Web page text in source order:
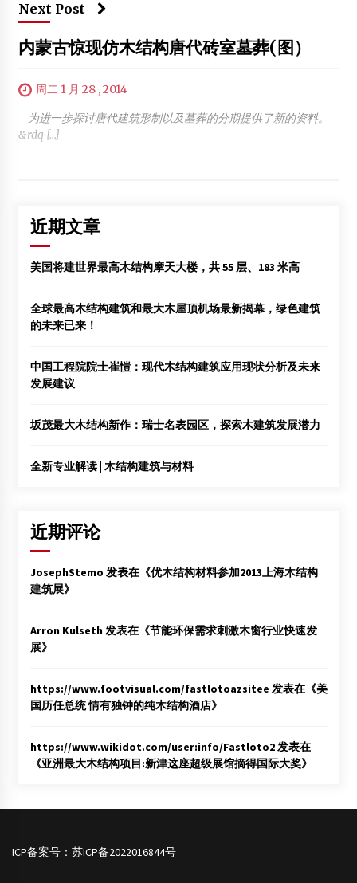
Next Post
内蒙古惊现仿木结构唐代砖室墓葬(图）
周二 1 月 28 , 2014
为进一步探讨唐代建筑形制以及墓葬的分期提供了新的资料。
&rdq […]
近期文章
美国将建世界最高木结构摩天大楼，共 55 层、183 米高
全球最高木结构建筑和最大木屋顶机场最新揭幕，绿色建筑
的未来已来！
中国工程院院士崔愷：现代木结构建筑应用现状分析及未来
发展建议
坂茂最大木结构新作：瑞士名表园区，探索木建筑发展潜力
全新专业解读 | 木结构建筑与材料
近期评论
JosephStemo 发表在《优木结构材料参加2013上海木结构
建筑展》
Arron Kulseth发表在《节能环保需求刺激木窗行业快速发
展》
https://www.footvisual.com/fastlotoazsitee 发表在《美
国历任总统 情有独钟的纯木结构酒店》
https://www.wikidot.com/user:info/Fastloto2发表在
《亚洲最大木结构项目:新津这座超级展馆摘得国际大奖》
ICP备案号： 苏ICP备2022016844号